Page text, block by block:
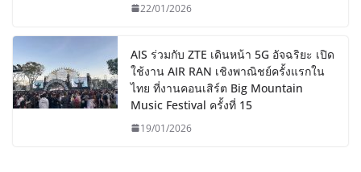
22/01/2026
AIS ร่วมกับ ZTE เดินหน้า 5G อัจฉริยะ เปิด
ใช้งาน AIR RAN เชิงพาณิชย์ครั้งแรกใน
ไทย ที่งานคอนเสิร์ต Big Mountain
Music Festival ครั้งที่ 15
19/01/2026